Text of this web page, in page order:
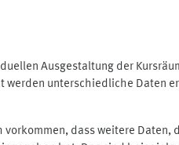
Ausgestaltung der
unterschiedliche Daten
dass weitere